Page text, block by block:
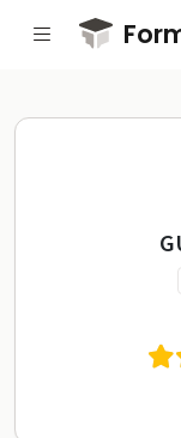
Passer au contenu